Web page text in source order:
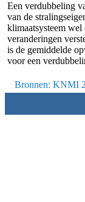
Een verdubbeling
van de
klimaatsysteem wel
veranderingen
is de gemiddelde
voor een
Bronnen: KNMI